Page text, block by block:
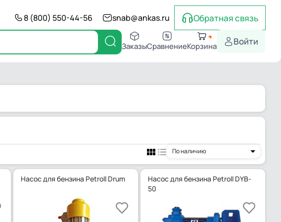
8 (800) 550-44-56 snab@ankas.ru Обратная связь
ЗаказыСравнениеКорзина Войти
По наличию
Насос для бензина Petroll Drum
Насос для бензина Petroll DYB-
50